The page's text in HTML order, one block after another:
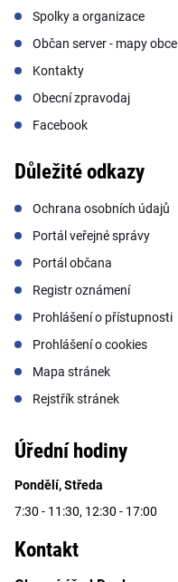
Spolky a organizace
Občan server - mapy obce
Kontakty
Obecní zpravodaj
Facebook
Důležité odkazy
Ochrana osobních údajů
Portál veřejné správy
Portál občana
Registr oznámení
Prohlášení o přístupnosti
Prohlášení o cookies
Mapa stránek
Rejstřík stránek
Úřední hodiny
Pondělí, Středa
7:30 - 11:30, 12:30 - 17:00
Kontakt